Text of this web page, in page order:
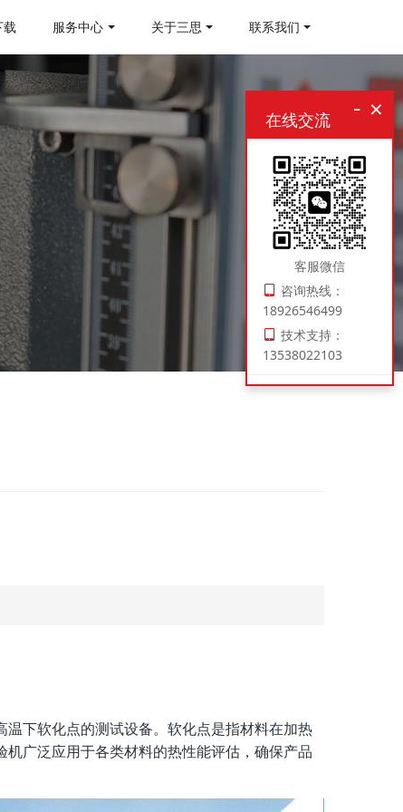
载 服务中心 关于三思 联系我们
下软化点的测试设备。软化点是指材料在加热
广泛应用于各类材料的热性能评估，确保产品
×
-
在线交流
客服微信
咨询热线：
18926546499
技术支持：
13538022103